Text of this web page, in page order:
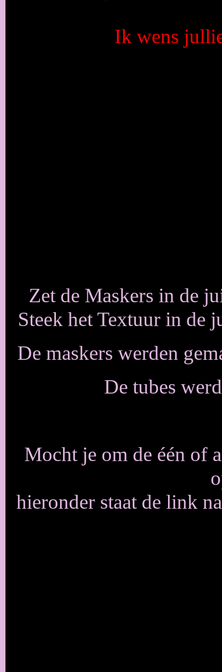
Ik wens
Zet de Maskers in de
Steek het Textuur in de
De maskers werden
De tubes
Mocht je om de één of
hieronder staat de link